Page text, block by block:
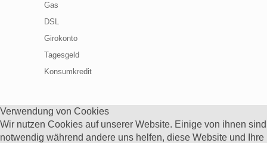
Gas
DSL
Girokonto
Tagesgeld
Konsumkredit
Verwendung von Cookies
Wir nutzen Cookies auf unserer Website. Einige von ihnen sind
notwendig während andere uns helfen, diese Website und Ihre